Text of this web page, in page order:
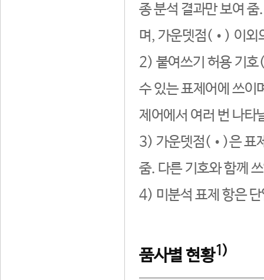
종 분석 결과만 보여
며, 가운뎃점(•) 이외
2) 붙여쓰기 허용 기호
수 있는 표제어에 쓰이
제어에서 여러 번 나타
3) 가운뎃점(•)은 표
줌. 다른 기호와 함께
4) 미분석 표제 항은
품사별 현황1)